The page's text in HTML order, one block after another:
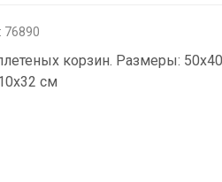
76890
корзин. Размеры:
см